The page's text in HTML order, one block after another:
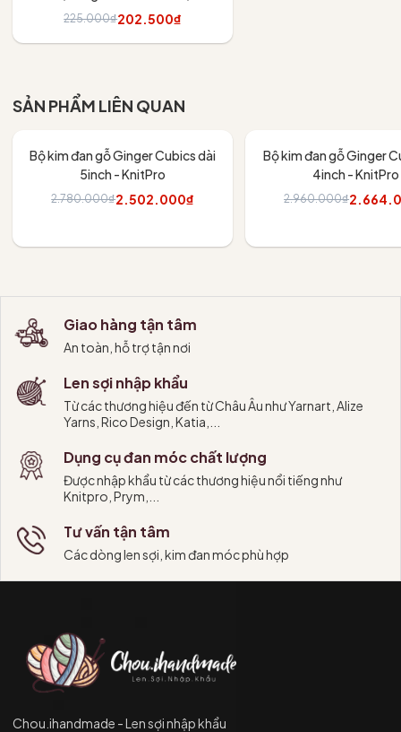
váy
225.000₫202.500₫
SẢN PHẨM LIÊN QUAN
Bộ kim đan gỗ Ginger Cubics dài
5inch - KnitPro
2.780.000₫2.502.000₫
Bộ kim đan gỗ Ginger
4inch - KnitPro
2.960.000₫
Giao hàng tận tâm
An toàn, hỗ trợ tận nơi
Len sợi nhập khẩu
Từ các thương hiệu đến từ Châu Âu như Yarnart, Alize
Yarns, Rico Design, Katia,...
Dụng cụ đan móc chất lượng
Được nhập khẩu từ các thương hiệu nổi tiếng như
Knitpro, Prym,...
Tư vấn tận tâm
Các dòng len sợi, kim đan móc phù hợp
Chou.ihandmade - Len sợi nhập khẩu